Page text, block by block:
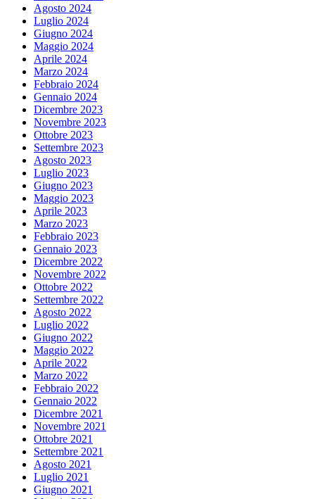
Agosto 2024
Luglio 2024
Giugno 2024
Maggio 2024
Aprile 2024
Marzo 2024
Febbraio 2024
Gennaio 2024
Dicembre 2023
Novembre 2023
Ottobre 2023
Settembre 2023
Agosto 2023
Luglio 2023
Giugno 2023
Maggio 2023
Aprile 2023
Marzo 2023
Febbraio 2023
Gennaio 2023
Dicembre 2022
Novembre 2022
Ottobre 2022
Settembre 2022
Agosto 2022
Luglio 2022
Giugno 2022
Maggio 2022
Aprile 2022
Marzo 2022
Febbraio 2022
Gennaio 2022
Dicembre 2021
Novembre 2021
Ottobre 2021
Settembre 2021
Agosto 2021
Luglio 2021
Giugno 2021